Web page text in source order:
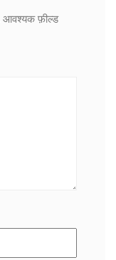
आवश्यक फ़ील्ड